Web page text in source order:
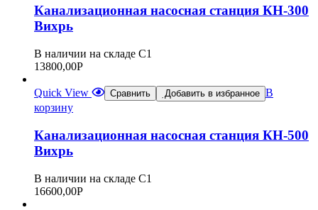
Канализационная насосная станция КН-300
Вихрь
В наличии на складе С1
13800,00Р
Quick View Сравнить Добавить в избранное В
корзину
Канализационная насосная станция КН-500
Вихрь
В наличии на складе С1
16600,00Р